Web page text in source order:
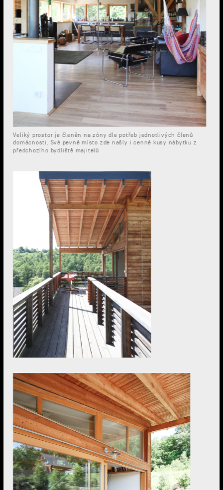
Veliký prostor je členěn na zóny dle potřeb jednotlivých členů
domácnosti. Své pevné místo zde našly i cenné kusy nábytku z
předchozího bydliště majitelů